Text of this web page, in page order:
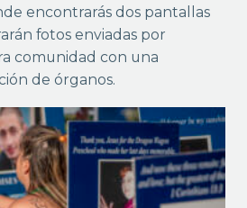
encontrarás dos pantallas
fotos enviadas por
comunidad con una
de órganos.